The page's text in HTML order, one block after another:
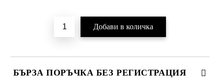
БЪРЗА ПОРЪЧКА БЕЗ РЕГИСТРАЦИЯ